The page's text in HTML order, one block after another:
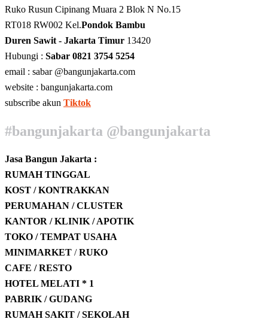
Ruko Rusun Cipinang Muara 2 Blok N No.15
RT018 RW002 Kel.Pondok Bambu
Duren Sawit - Jakarta Timur 13420
Hubungi : Sabar 0821 3754 5254
email : sabar @bangunjakarta.com
website : bangunjakarta.com
subscribe akun Tiktok
#bangunjakarta @bangunjakarta
Jasa Bangun Jakarta :
RUMAH TINGGAL
KOST / KONTRAKKAN
PERUMAHAN / CLUSTER
KANTOR / KLINIK / APOTIK
TOKO / TEMPAT USAHA
MINIMARKET /RUKO
CAFE / RESTO
HOTEL MELATI * 1
PABRIK / GUDANG
RUMAH SAKIT / SEKOLAH